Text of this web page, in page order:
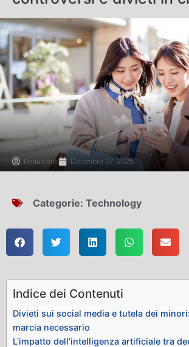
Redazione Dicembre 27, 2025
Categorie: Technology
Indice dei Contenuti
Divieti sui social media e tutela dei
marcia necessario
L’impatto dell’intelligenza artificiale tra